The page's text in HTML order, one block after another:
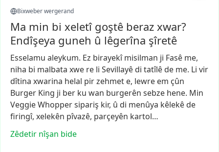
Bixweber wergerand
Ma min bi xeletî goştê beraz xwar?
Endîşeya guneh û lêgerîna şîretê
Esselamu aleykum. Ez birayekî misilman ji Fasê me,
niha bi malbata xwe re li Sevillayê di tatîlê de me. Li vir
dîtina xwarina helal pirzehmet e, lewre em çûn
Burger King ji ber ku wan burgerên sebze hene. Min
VeggieWhoppersipariş kir, û di menûya kêlekê de
firingî, xelekên pîvazê, parçeyên kartol…
Zêdetir nîşan bide